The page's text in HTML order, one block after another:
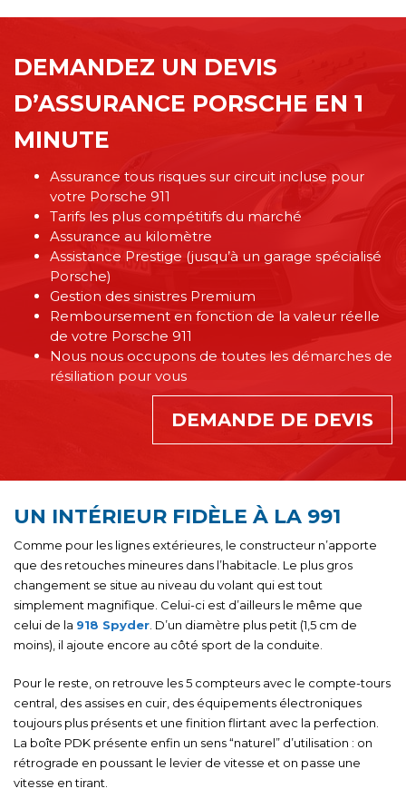
DEMANDEZ UN DEVIS
D’ASSURANCE PORSCHE EN 1
MINUTE
Assurance tous risques sur circuit incluse pour
votre Porsche 911
Tarifs les plus compétitifs du marché
Assurance au kilomètre
Assistance Prestige (jusqu’à un garage spécialisé
Porsche)
Gestion des sinistres Premium
Remboursement en fonction de la valeur réelle
de votre Porsche 911
Nous nous occupons de toutes les démarches de
résiliation pour vous
DEMANDE DE DEVIS
UN INTÉRIEUR FIDÈLE À LA 991
Comme pour les lignes extérieures, le constructeur n’apporte
que des retouches mineures dans l’habitacle. Le plus gros
changement se situe au niveau du volant qui est tout
simplement magnifique. Celui-ci est d’ailleurs le même que
celui de la 918 Spyder . D’un diamètre plus petit (1,5 cm de
moins), il ajoute encore au côté sport de la conduite.
Pour le reste, on retrouve les 5 compteurs avec le compte-tours
central, des assises en cuir, des équipements électroniques
toujours plus présents et une finition flirtant avec la perfection.
La boîte PDK présente enfin un sens “naturel” d’utilisation : on
rétrograde en poussant le levier de vitesse et on passe une
vitesse en tirant.